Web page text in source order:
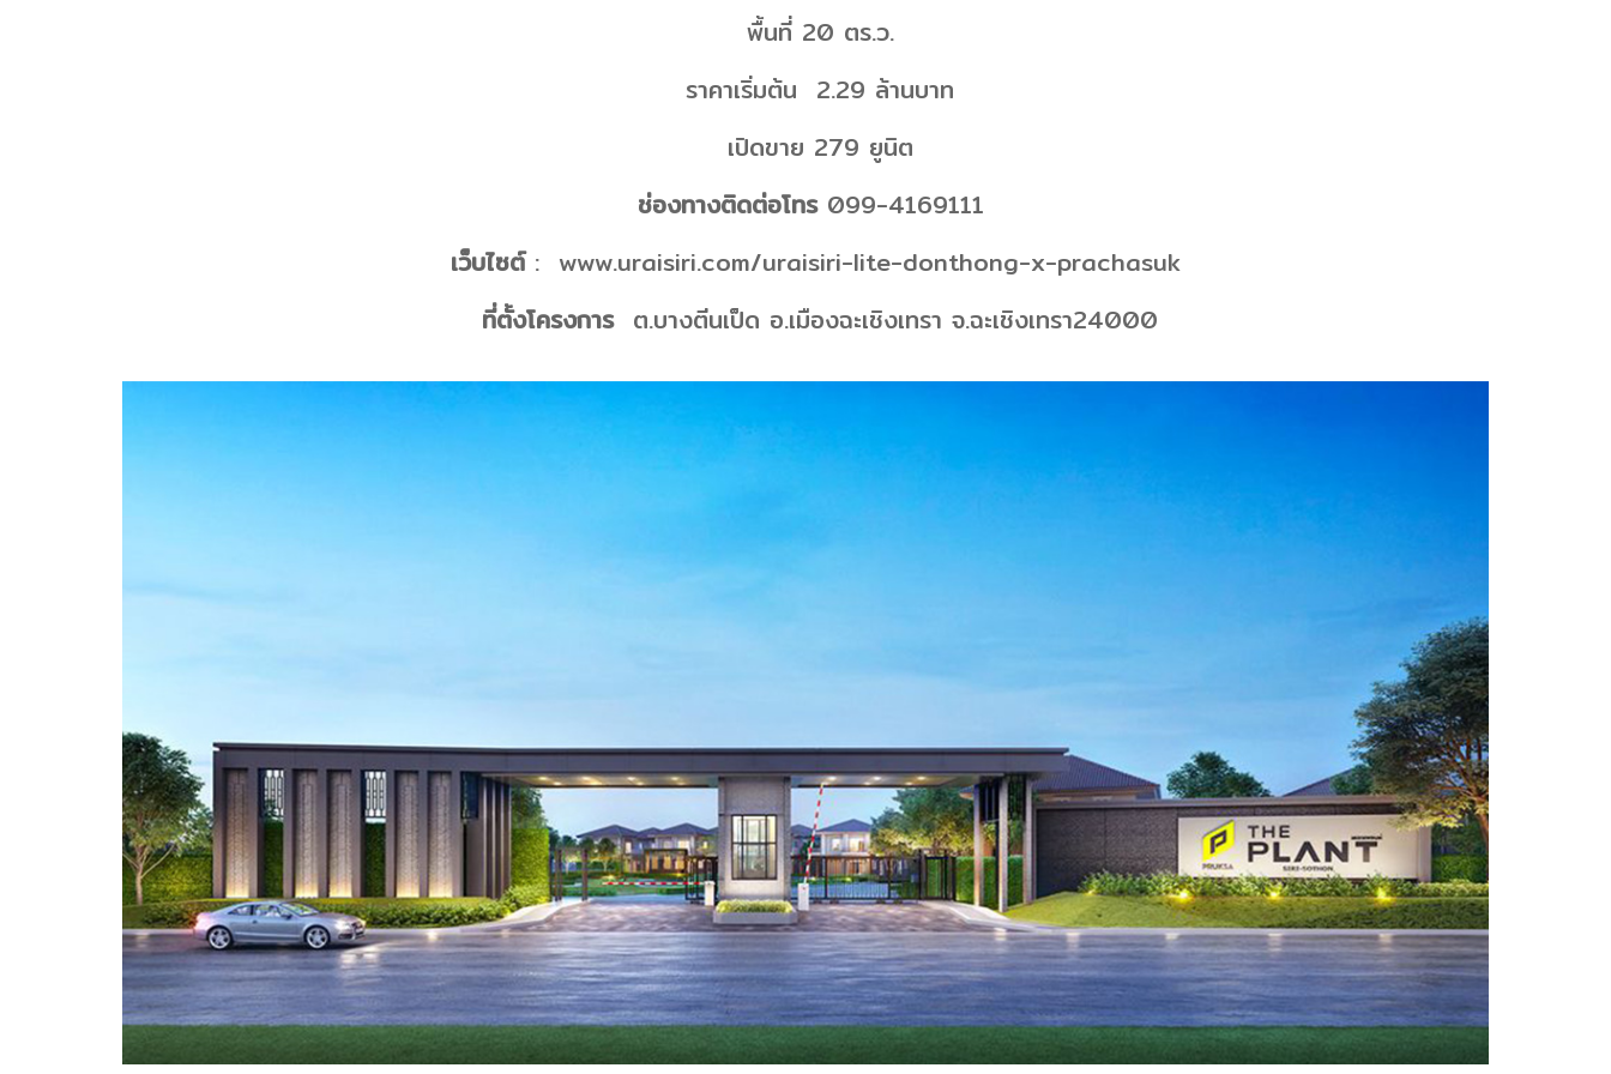
พื้นที่ 20 ตร.ว.
ราคาเริ่มต้น 2.29 ล้านบาท
เปิดขาย 279 ยูนิต
ช่องทางติดต่อโทร099-4169111
เว็บไซต์: www.uraisiri.com/uraisiri-lite-donthong-x-prachasuk
ที่ตั้งโครงการต.บางตีนเป็ด อ.เมืองฉะเชิงเทรา จ.ฉะเชิงเทรา24000